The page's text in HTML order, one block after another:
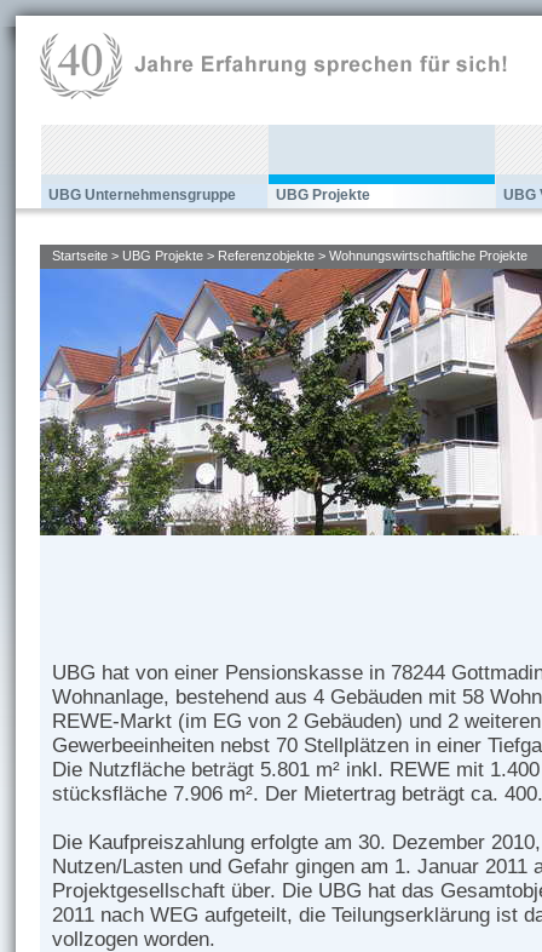
UBG Unternehmensgruppe UBG Projekte UBG
Startseite > UBG Projekte > Referenzobjekte > Wohnungswirtschaftliche Projekte
UBG hat von einer Pensionskasse in 78244
Wohnanlage, bestehend aus 4 Gebäuden mit 58
REWE-Markt (im EG von 2 Gebäuden) und 2 weiteren
Gewerbeeinheiten nebst 70 Stellplätzen in einer
Die Nutzfläche beträgt 5.801 m² inkl. REWE mit
stücksfläche 7.906 m². Der Mietertrag beträgt ca.
Die Kaufpreiszahlung erfolgte am 30. Dezember
Nutzen/Lasten und Gefahr gingen am 1. Januar 2011
Projektgesellschaft über. Die UBG hat das
2011 nach WEG aufgeteilt, die Teilungserklärung ist
vollzogen worden.